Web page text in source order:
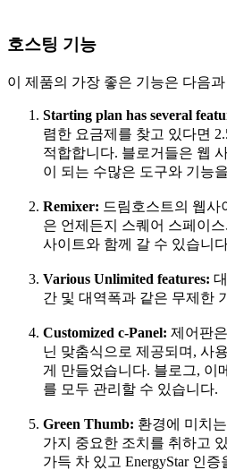
호스팅 기능
이 제품의 가장 좋은 기능은 다음
Starting plan has several
렴한 요금제를 찾고 있다면
적합합니다. 블로거들은 웹
이 되는 수많은 도구와 기능
Remixer: 드림호스트의 웹사
은 언제든지 스퀘어 스페이
사이트와 함께 갈 수 있습니
Various Unlimited features:
간 및 대역폭과 같은 무제한
Customized c-Panel: 제어판
닌 맞춤식으로 제공되며, 사
게 만들었습니다. 블로그, 이
를 모두 관리할 수 있습니다.
Green Thumb: 환경에 미치
가지 중요한 조치를 취하고
가득 차 있고 EnergyStar 인